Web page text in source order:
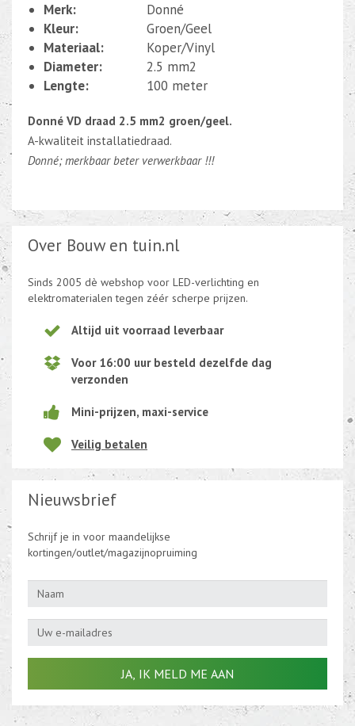
Merk:
Donné
Kleur:
Groen/Geel
Materiaal:
Koper/Vinyl
Diameter:
2.5 mm2
Lengte:
100 meter
Donné VD draad 2.5 mm2 groen/geel.
A-kwaliteit installatiedraad.
Donné; merkbaar beter verwerkbaar !!!
Over Bouw en tuin.nl
Sinds 2005 dè webshop voor LED-verlichting en
elektromaterialen tegen zéér scherpe prijzen.
Altijd uit voorraad leverbaar
Voor 16:00 uur besteld dezelfde dag
verzonden
Mini-prijzen, maxi-service
Veilig betalen
Nieuwsbrief
Schrijf je in voor maandelijkse
kortingen/outlet/magazijnopruiming